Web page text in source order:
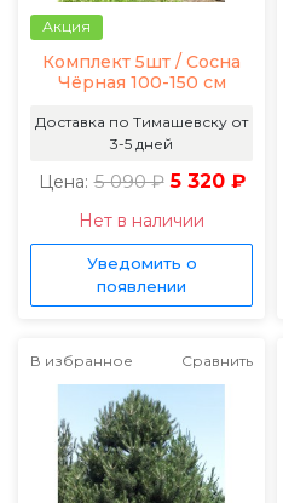
Акция
Комплект 5шт / Сосна
Чёрная 100-150 см
Доставка по Тимашевску от
3-5 дней
Цена: 5 090 ₽ 5 320 ₽
Нет в наличии
Уведомить о
появлении
В избранное Сравнить